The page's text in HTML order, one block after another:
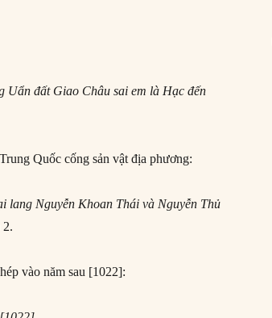
Uẩn đất Giao Châu sai em là Hạc đến
Quốc cống sản vật địa phương:
lang Nguyễn Khoan Thái và Nguyễn Thủ
2.
vào năm sau [1022]: